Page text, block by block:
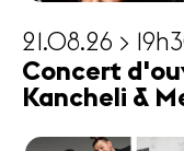
21.08.26 >
Concert
Kancheli &